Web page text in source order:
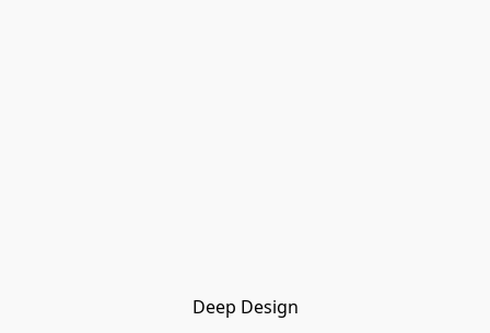
Deep Design